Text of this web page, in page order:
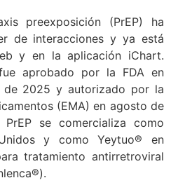
preexposición (PrEP) ha
de interacciones y ya está
y en la aplicación iChart.
aprobado por la FDA en
de 2025 y autorizado por la
(EMA) en agosto de
se comercializa como
y como Yeytuo® en
tratamiento antirretroviral